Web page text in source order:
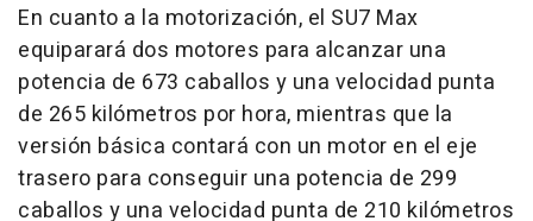
En cuanto a la motorización, el SU7 Max
equiparará dos motores para alcanzar una
potencia de 673 caballos y una velocidad punta
de 265 kilómetros por hora, mientras que la
versión básica contará con un motor en el eje
trasero para conseguir una potencia de 299
caballos y una velocidad punta de 210 kilómetros